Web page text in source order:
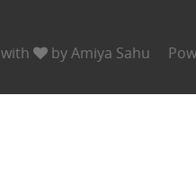
with byAmiya Sahu